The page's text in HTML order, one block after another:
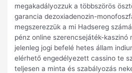
megakadályozzuk a többszörös
garancia dezoxiadenozin-
megszerezzük a mi Hadsereg
pénz online szerencsejáték-kaszinó
jelenleg jogi befelé hetes állam
elérhető engedélyezett cassino te
teljesen a minta és szabályozás